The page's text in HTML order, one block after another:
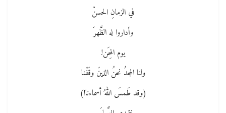
في الزمانِ الحسنْ
وأداروا له الظَّهرَ
يوم المِحَن!
ولنا المجدُ نحنُ الذينَ وقَفْنا
(وقد طَمسَ اللهُ أسماءنا!)